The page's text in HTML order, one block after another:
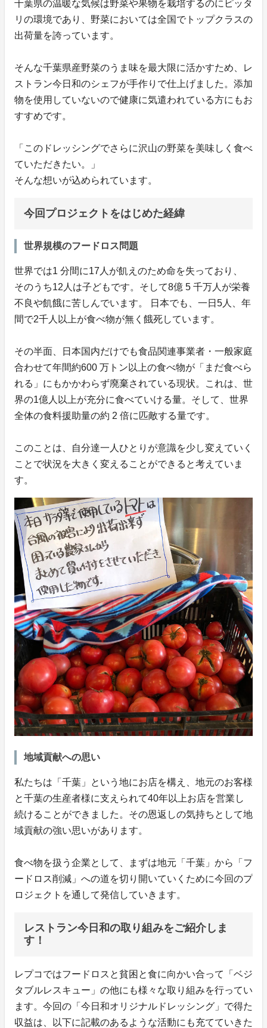
千葉県の温暖な気候は野菜や果物を栽培するのにピッタ
リの環境であり、野菜においては全国でトップクラスの
出荷量を誇っています。
そんな千葉県産野菜のうま味を最大限に活かすため、レ
ストラン今日和のシェフが手作りで仕上げました。添加
物を使用していないので健康に気遣われている方にもお
すすめです。
「このドレッシングでさらに沢山の野菜を美味しく食べ
ていただきたい。」
そんな想いが込められています。
今回プロジェクトをはじめた経緯
世界規模のフードロス問題
世界では1 分間に17人が飢えのため命を失っており、
そのうち12人は子どもです。そして8億 5 千万人が栄養
不良や飢餓に苦しんでいます。 日本でも、一日5人、年
間で2千人以上が食べ物が無く餓死しています。
その半面、日本国内だけでも食品関連事業者・一般家庭
合わせて年間約600 万トン以上の食べ物が「まだ食べら
れる」にもかかわらず廃棄されている現状。これは、世
界の1億人以上が充分に食べていける量。そして、世界
全体の食料援助量の約 2 倍に匹敵する量です。
このことは、自分達一人ひとりが意識を少し変えていく
ことで状況を大きく変えることができると考えていま
す。
地域貢献への思い
私たちは「千葉」という地にお店を構え、地元のお客様
と千葉の生産者様に支えられて40年以上お店を営業し
続けることができました。その恩返しの気持ちとして地
域貢献の強い思いがあります。
食べ物を扱う企業として、まずは地元「千葉」から「フ
ードロス削減」への道を切り開いていくために今回のプ
ロジェクトを通して発信していきます。
レストラン今日和の取り組みをご紹介しま
す！
レプコではフードロスと貧困と食に向かい合って「ベジ
タブルレスキュー」の他にも様々な取り組みを行ってい
ます。今回の「今日和オリジナルドレッシング」で得た
収益は、以下に記載のあるような活動にも充てていきた